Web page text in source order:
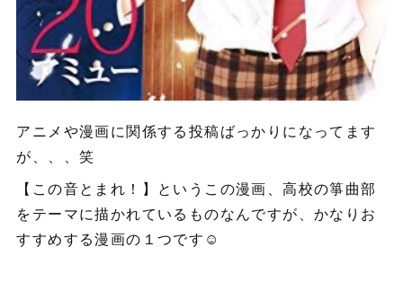
アニメや漫画に関係する投稿ばっかりになってます
が、、、笑
【この音とまれ！】というこの漫画、高校の箏曲部
をテーマに描かれているものなんですが、かなりお
すすめする漫画の１つです☺️